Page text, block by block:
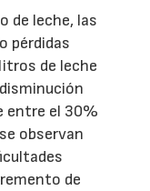
de leche, las
pérdidas
de leche
entre el 30%
observan
de